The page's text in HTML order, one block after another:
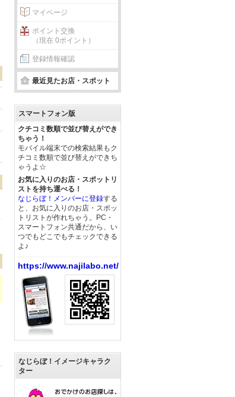
マイページ
ポイント交換
（現在 0ポイント）
登録情報確認
最近見たお店・スポット
スマートフォン版
クチコミ数順で並び替えができ
ちゃう！
モバイル端末での検索結果もク
チコミ数順で並び替えができち
ゃうよ☆
お気に入りのお店・スポットリ
ストを持ち運べる！
なじらぼ！メンバーに登録する
と、お気に入りのお店・スポッ
トリストが作れちゃう。PC・
スマートフォン共通だから、い
つでもどこでもチェックできる
よ♪
https://www.najilabo.net/
なじらぼ！イメージキャラク
ター